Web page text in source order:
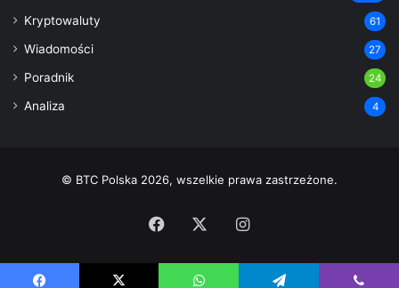
Kryptowaluty 61
Wiadomości 27
Poradnik 24
Analiza 4
© BTC Polska 2026, wszelkie prawa zastrzeżone.
Facebook Instagram